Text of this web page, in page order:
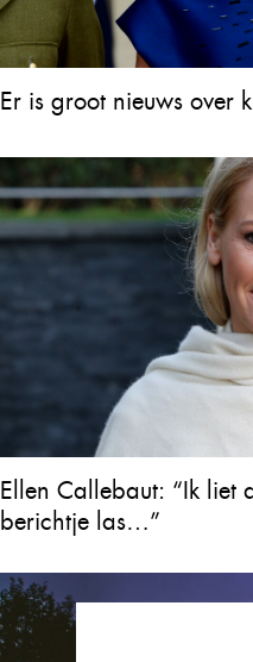
Er is groot nieuws over
Ellen Callebaut: “Ik liet
berichtje las…”